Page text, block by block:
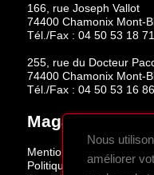
166, rue Joseph Vallot
74400 Chamonix Mont-
Tél./Fax : 04 50 53 18 71
255, rue du Docteur
74400 Chamonix Mont-
Tél./Fax : 04 50 53 16 86
Magasins
Mentions légales
Politique de
Nous
améliorer